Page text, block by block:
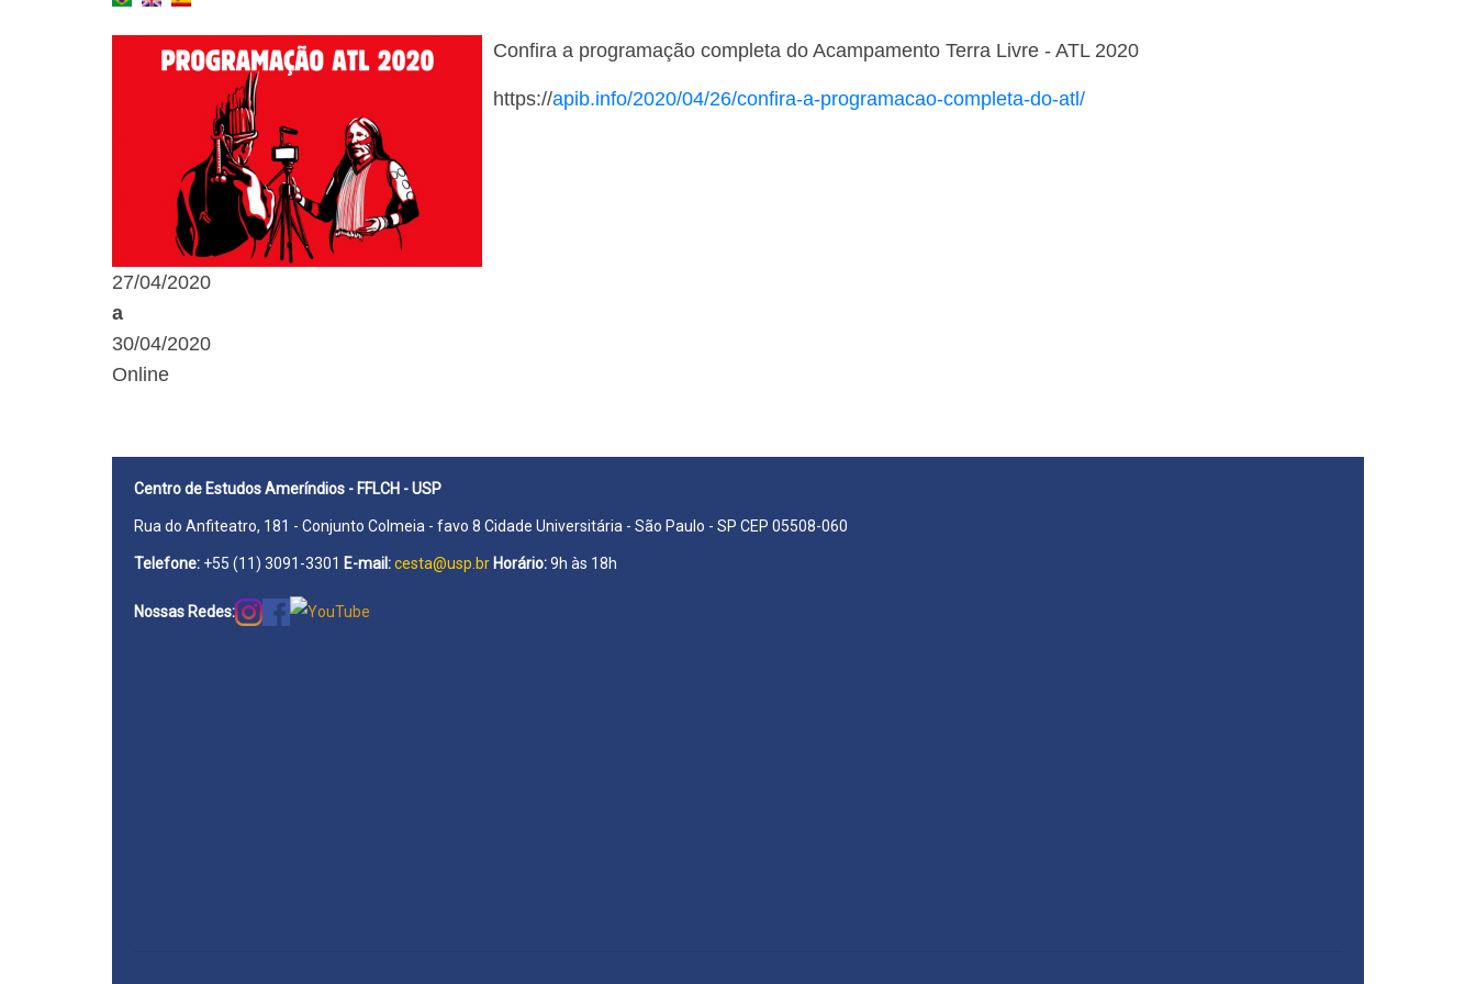
Confira a programação completa do Acampamento Terra Livre - ATL 2020
https://apib.info/2020/04/26/confira-a-programacao-completa-do-atl/
27/04/2020
a
30/04/2020
Online
Centro de Estudos Ameríndios - FFLCH - USP
Rua do Anfiteatro, 181 - Conjunto Colmeia - favo 8 Cidade Universitária - São Paulo - SP CEP 05508-060
Telefone: +55 (11) 3091-3301 E-mail:cesta@usp.br Horário:9h às 18h
Nossas Redes: